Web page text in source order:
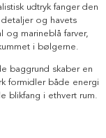
udtryk fanger den
og havets
marineblå farver,
i bølgerne.
baggrund skaber en
formidler både energi
blikfang i ethvert rum.